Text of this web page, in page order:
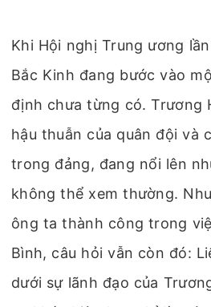
Khi Hội nghị Trung ương
Bắc Kinh đang bước vào
định chưa từng có. Trương
hậu thuẫn của quân đội và
trong đảng, đang nổi lên
không thể xem thường.
ông ta thành công trong
Bình, câu hỏi vẫn còn đó:
dưới sự lãnh đạo của